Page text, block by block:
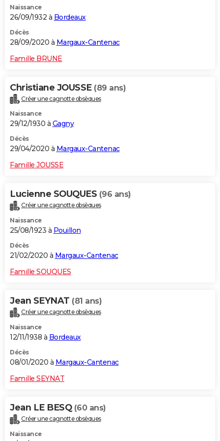
Naissance
26/09/1932 à Bordeaux
Décès
28/09/2020 à Margaux-Cantenac
Famille BRUNE
Christiane JOUSSE (89 ans)
Créer une cagnotte obsèques
Naissance
29/12/1930 à Gagny
Décès
29/04/2020 à Margaux-Cantenac
Famille JOUSSE
Lucienne SOUQUES (96 ans)
Créer une cagnotte obsèques
Naissance
25/08/1923 à Pouillon
Décès
21/02/2020 à Margaux-Cantenac
Famille SOUQUES
Jean SEYNAT (81 ans)
Créer une cagnotte obsèques
Naissance
12/11/1938 à Bordeaux
Décès
08/01/2020 à Margaux-Cantenac
Famille SEYNAT
Jean LE BESQ (60 ans)
Créer une cagnotte obsèques
Naissance